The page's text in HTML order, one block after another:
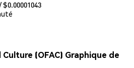
$0.00001043
(OFAC) Graphique de